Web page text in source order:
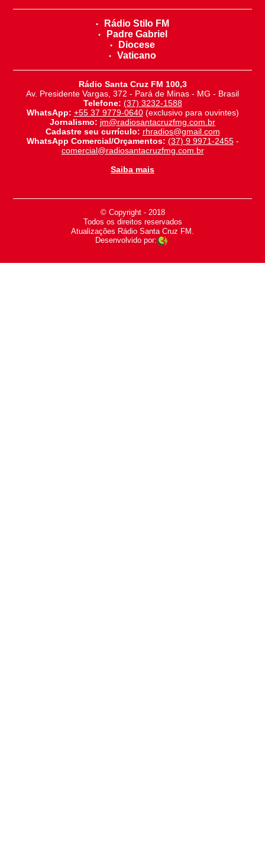
Rádio Stilo FM
Padre Gabriel
Diocese
Vaticano
Rádio Santa Cruz FM 100,3
Av. Presidente Vargas, 372 - Pará de Minas - MG - Brasil
Telefone: (37) 3232-1588
WhatsApp: +55 37 9779-0640(exclusivo para ouvintes)
Jornalismo: jm@radiosantacruzfmg.com.br
Cadastre seu currículo: rhradios@gmail.com
WhatsApp Comercial/Orçamentos: (37) 9 9971-2455-
comercial@radiosantacruzfmg.com.br
Saiba mais
© Copyright - 2018
-
Todos os direitos reservados
-
Atualizações Rádio Santa Cruz FM.
Desenvolvido por: